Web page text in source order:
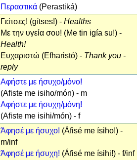
Περαστικά (Perastiká)
Γείτσες! (gítses!) - Healths
Με την υγεία σου! (Me tin igía su!) -
Health!
Ευχαριστώ (Efharistó) - Thank you -
reply
Αφήστε με ήσυχο/μόνο!
(Afiste me isiho/món) - m
Αφήστε με ήσυχη/μόνη!
(Afiste me isihi/món) - f
Άφησέ με ήσυχο! (Áfisé me ísiho!) -
m/inf
Άφησέ με ήσυχη! (Áfisé me ísihi!) - f/inf